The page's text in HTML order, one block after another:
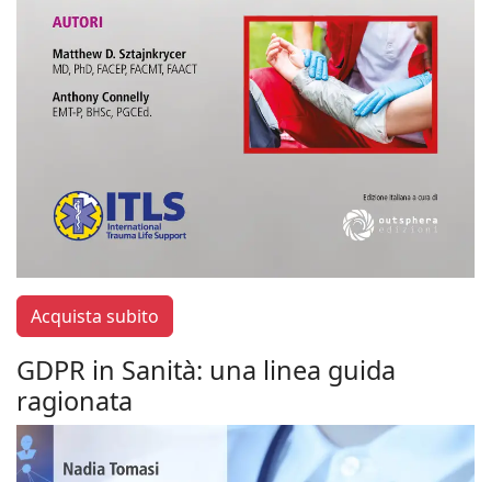
Acquista subito
GDPR in Sanità: una linea guida
ragionata